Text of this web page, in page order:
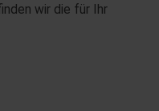
wir die für Ihr